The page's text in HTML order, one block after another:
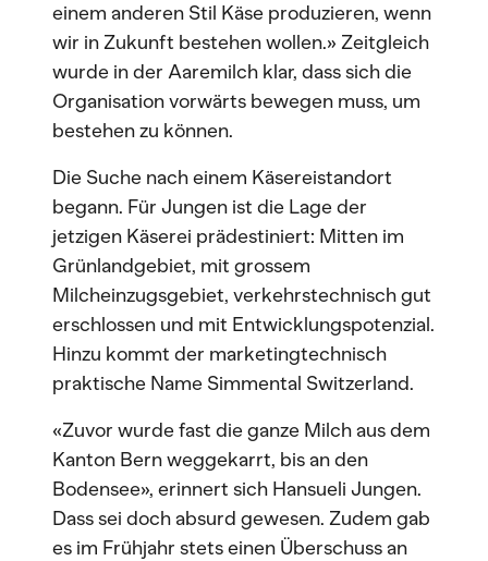
einem anderen Stil Käse produzieren, wenn
wir in Zukunft bestehen wollen.» Zeitgleich
wurde in der Aaremilch klar, dass sich die
Organisation vorwärts bewegen muss, um
bestehen zu können.
Die Suche nach einem Käsereistandort
begann. Für Jungen ist die Lage der
jetzigen Käserei prädestiniert: Mitten im
Grünlandgebiet, mit grossem
Milcheinzugsgebiet, verkehrstechnisch gut
erschlossen und mit Entwicklungspotenzial.
Hinzu kommt der marketingtechnisch
praktische Name Simmental Switzerland.
«Zuvor wurde fast die ganze Milch aus dem
Kanton Bern weggekarrt, bis an den
Bodensee», erinnert sich Hansueli Jungen.
Dass sei doch absurd gewesen. Zudem gab
es im Frühjahr stets einen Überschuss an